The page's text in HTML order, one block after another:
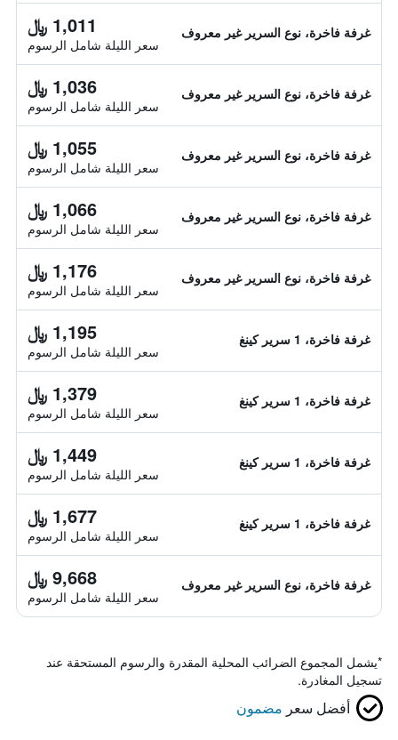
غرفة فاخرة، نوع السرير غير معروف 1,011 ﷼
سعر الليلة شامل الرسوم
غرفة فاخرة، نوع السرير غير معروف 1,036 ﷼
سعر الليلة شامل الرسوم
غرفة فاخرة، نوع السرير غير معروف 1,055 ﷼
سعر الليلة شامل الرسوم
غرفة فاخرة، نوع السرير غير معروف 1,066 ﷼
سعر الليلة شامل الرسوم
غرفة فاخرة، نوع السرير غير معروف 1,176 ﷼
سعر الليلة شامل الرسوم
غرفة فاخرة، 1 سرير كينغ 1,195 ﷼
سعر الليلة شامل الرسوم
غرفة فاخرة، 1 سرير كينغ 1,379 ﷼
سعر الليلة شامل الرسوم
غرفة فاخرة، 1 سرير كينغ 1,449 ﷼
سعر الليلة شامل الرسوم
غرفة فاخرة، 1 سرير كينغ 1,677 ﷼
سعر الليلة شامل الرسوم
غرفة فاخرة، نوع السرير غير معروف 9,668 ﷼
سعر الليلة شامل الرسوم
*يشمل المجموع الضرائب المحلية المقدرة والرسوم المستحقة عند
تسجيل المغادرة.
أفضل سعر مضمون